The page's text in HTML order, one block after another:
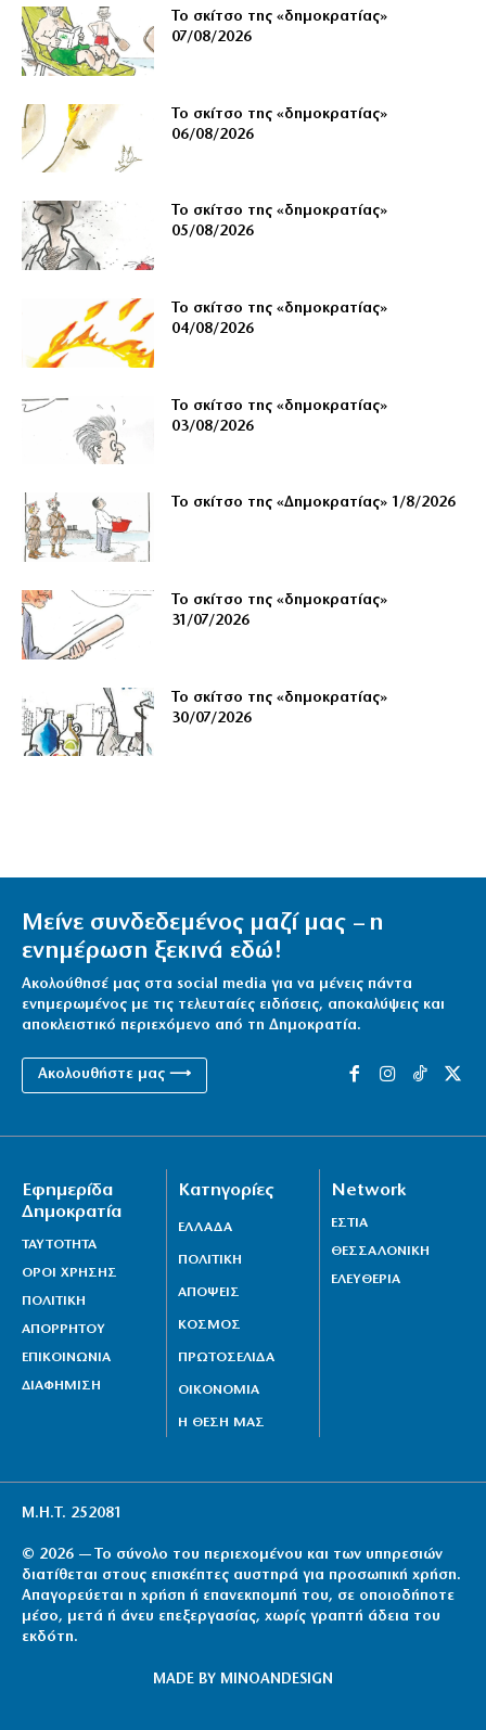
Το σκίτσο της «δημοκρατίας»
07/08/2026
Το σκίτσο της «δημοκρατίας»
06/08/2026
Το σκίτσο της «δημοκρατίας»
05/08/2026
Το σκίτσο της «δημοκρατίας»
04/08/2026
Το σκίτσο της «δημοκρατίας»
03/08/2026
Το σκίτσο της «Δημοκρατίας» 1/8/2026
Το σκίτσο της «δημοκρατίας»
31/07/2026
Το σκίτσο της «δημοκρατίας»
30/07/2026
Μείνε συνδεδεμένος μαζί μας – η
ενημέρωση ξεκινά εδώ!
Ακολούθησέ μας στα social media για να μένεις πάντα
ενημερωμένος με τις τελευταίες ειδήσεις, αποκαλύψεις και
αποκλειστικό περιεχόμενο από τη Δημοκρατία.
Ακολουθήστε μας ⟶
Εφημερίδα
Δημοκρατία
ΤΑΥΤΟΤΗΤΑ
ΟΡΟΙ ΧΡΗΣΗΣ
ΠΟΛΙΤΙΚΗ
ΑΠΟΡΡΗΤΟΥ
ΕΠΙΚΟΙΝΩΝΙΑ
ΔΙΑΦΗΜΙΣΗ
Κατηγορίες
ΕΛΛΑΔΑ
ΠΟΛΙΤΙΚΗ
ΑΠΟΨΕΙΣ
ΚΟΣΜΟΣ
ΠΡΩΤΟΣΕΛΙΔΑ
ΟΙΚΟΝΟΜΙΑ
Η ΘΕΣΗ ΜΑΣ
Network
ΕΣΤΙΑ
ΘΕΣΣΑΛΟΝΙΚΗ
ΕΛΕΥΘΕΡΙΑ
Μ.Η.Τ. 252081
© 2026 — Το σύνολο του περιεχομένου και των υπηρεσιών
διατίθεται στους επισκέπτες αυστηρά για προσωπική χρήση.
Απαγορεύεται η χρήση ή επανεκπομπή του, σε οποιοδήποτε
μέσο, μετά ή άνευ επεξεργασίας, χωρίς γραπτή άδεια του
εκδότη.
MADE BY MINOANDESIGN